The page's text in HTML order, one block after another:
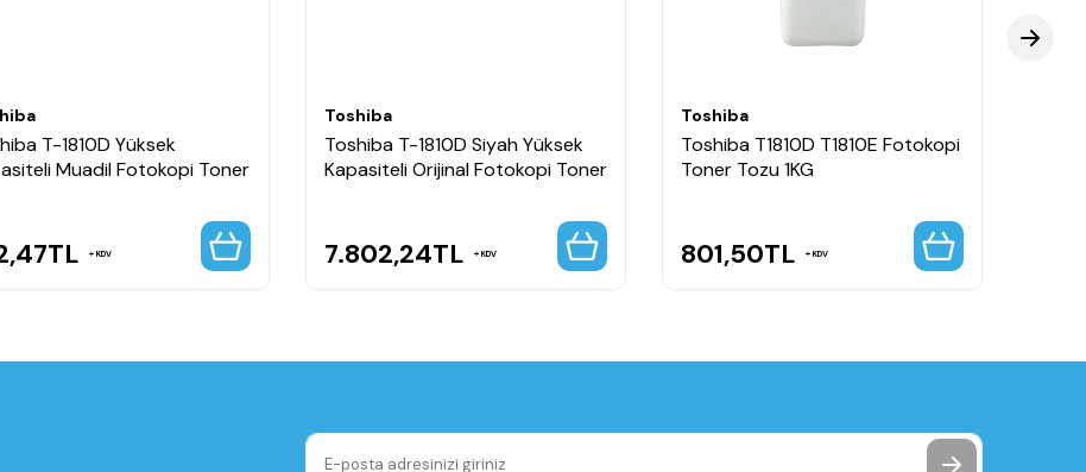
T-1810D Yüksek
Muadil Fotokopi Toner
TL KDV
Toshiba
Toshiba T-1810D Siyah Yüksek
Kapasiteli Orijinal Fotokopi Toner
7.802,24TL KDV
Toshiba
Toshiba T1810D T1810E Fotokopi
Toner Tozu 1KG
801,50TL KDV